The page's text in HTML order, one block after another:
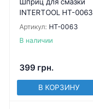
INTERTOOL HT-0063
Артикул: HT-0063
В наличии
399 грн.
В КОРЗИНУ